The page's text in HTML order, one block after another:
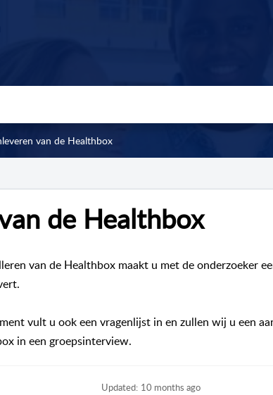
van de Healthbox
de Healthbox
van de Healthbox maakt u met de onderzoeker
vult u ook een vragenlijst in en zullen wij u een
in een groepsinterview.
Updated: 10 months ago